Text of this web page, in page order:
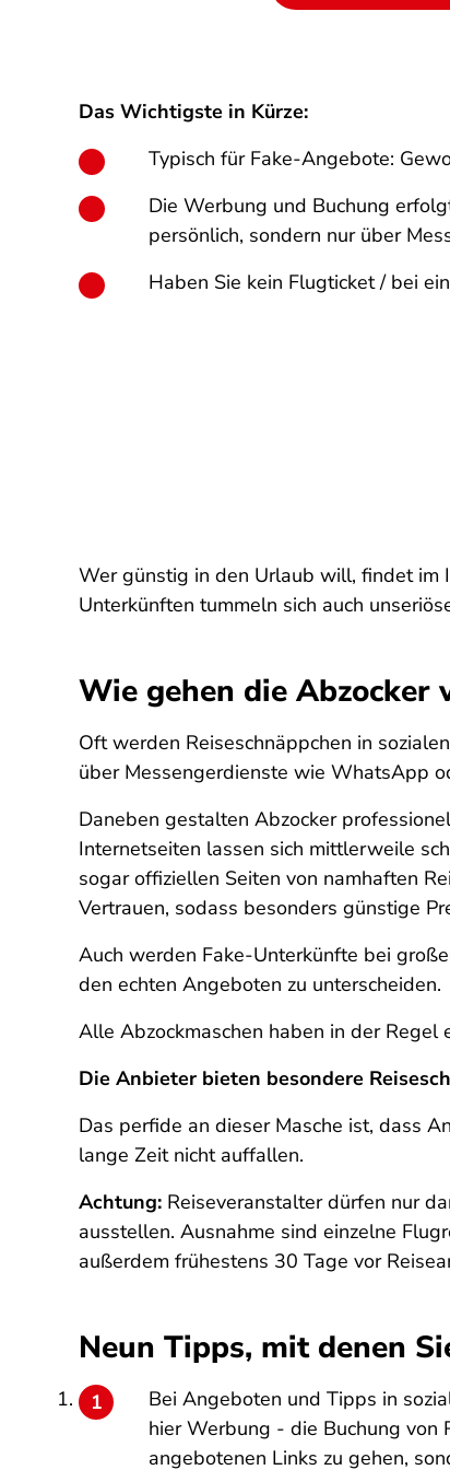
Das Wichtigste in Kürze:
Typisch für Fake-Angebote:
Die Werbung und Buchung
persönlich, sondern nur über
Haben Sie kein Flugticket / bei
Wer günstig in den Urlaub will, findet im
Unterkünften tummeln sich auch
Wie gehen die Abzocker
Oft werden Reiseschnäppchen in
über Messengerdienste wie WhatsApp
Daneben gestalten Abzocker
Internetseiten lassen sich mittlerweile
sogar offiziellen Seiten von namhaften
Vertrauen, sodass besonders günstige
Auch werden Fake-Unterkünfte bei
den echten Angeboten zu unterscheiden.
Alle Abzockmaschen haben in der Regel
Die Anbieter bieten besondere
Das perfide an dieser Masche ist, dass
lange Zeit nicht auffallen.
Achtung: Reiseveranstalter dürfen nur
ausstellen. Ausnahme sind einzelne
außerdem frühestens 30 Tage vor
Neun Tipps, mit denen
Bei Angeboten und Tipps in
hier Werbung - die Buchung von
angebotenen Links zu gehen,